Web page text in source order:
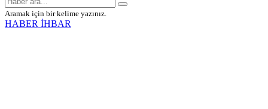
Aramak için bir kelime yazınız.
HABER İHBAR